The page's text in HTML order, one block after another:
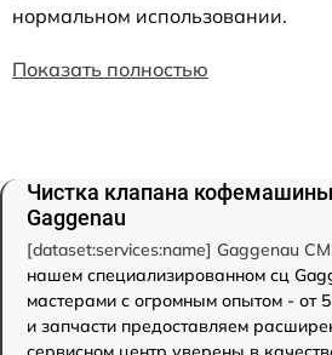
нормальном использовании.
Показать полностью
Чистка клапана
Gaggenau
[dataset:services:name] Gaggenau
нашем специализированном сц
мастерами с огромным опытом - от
и запчасти предоставляем